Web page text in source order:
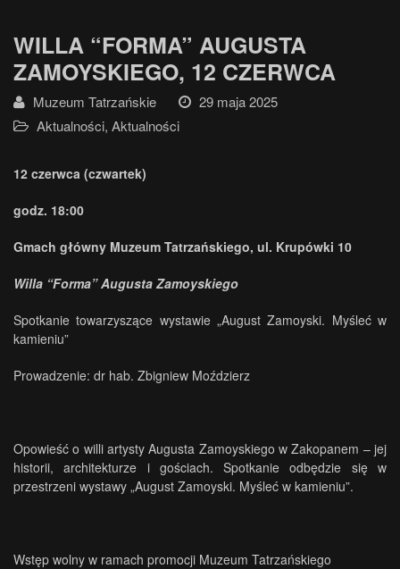
WILLA “FORMA” AUGUSTA
ZAMOYSKIEGO, 12 CZERWCA
Muzeum Tatrzańskie
29 maja 2025
Aktualności, Aktualności
12 czerwca (czwartek)
godz. 18:00
Gmach główny Muzeum Tatrzańskiego, ul. Krupówki 10
Willa “Forma” Augusta Zamoyskiego
Spotkanie towarzyszące wystawie „August Zamoyski. Myśleć w
kamieniu”
Prowadzenie: dr hab. Zbigniew Moździerz
Opowieść o willi artysty Augusta Zamoyskiego w Zakopanem – jej
historii, architekturze i gościach. Spotkanie odbędzie się w
przestrzeni wystawy „August Zamoyski. Myśleć w kamieniu”.
Wstęp wolny w ramach promocji Muzeum Tatrzańskiego